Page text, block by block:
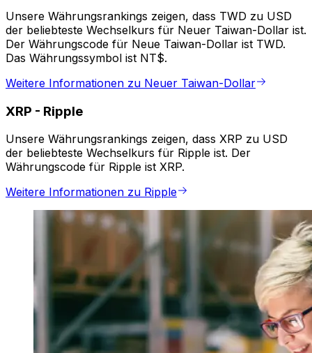
Unsere Währungsrankings zeigen, dass TWD zu USD
der beliebteste Wechselkurs für Neuer Taiwan-Dollar ist.
Der Währungscode für Neue Taiwan-Dollar ist TWD.
Das Währungssymbol ist NT$.
Weitere Informationen zu Neuer Taiwan-Dollar
XRP - Ripple
Unsere Währungsrankings zeigen, dass XRP zu USD
der beliebteste Wechselkurs für Ripple ist. Der
Währungscode für Ripple ist XRP.
Weitere Informationen zu Ripple